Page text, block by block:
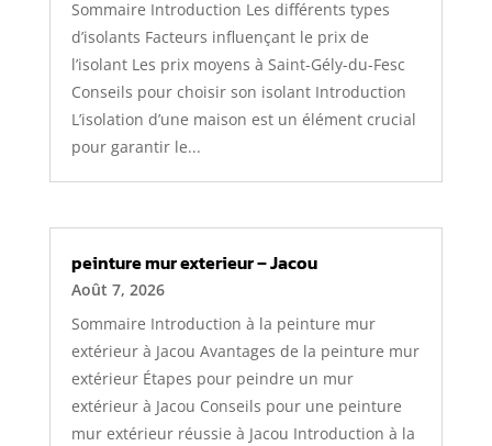
Sommaire Introduction Les différents types
d’isolants Facteurs influençant le prix de
l’isolant Les prix moyens à Saint-Gély-du-Fesc
Conseils pour choisir son isolant Introduction
L’isolation d’une maison est un élément crucial
pour garantir le...
peinture mur exterieur – Jacou
Août 7, 2026
Sommaire Introduction à la peinture mur
extérieur à Jacou Avantages de la peinture mur
extérieur Étapes pour peindre un mur
extérieur à Jacou Conseils pour une peinture
mur extérieur réussie à Jacou Introduction à la